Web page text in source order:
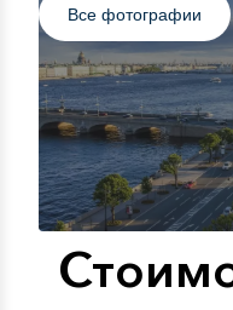
«Осень в круизах с
путешествий,
романтикой
компании с
дополнительные
тематические
меню нашей
концепции «Родные
осени вместе с
Все фотографии